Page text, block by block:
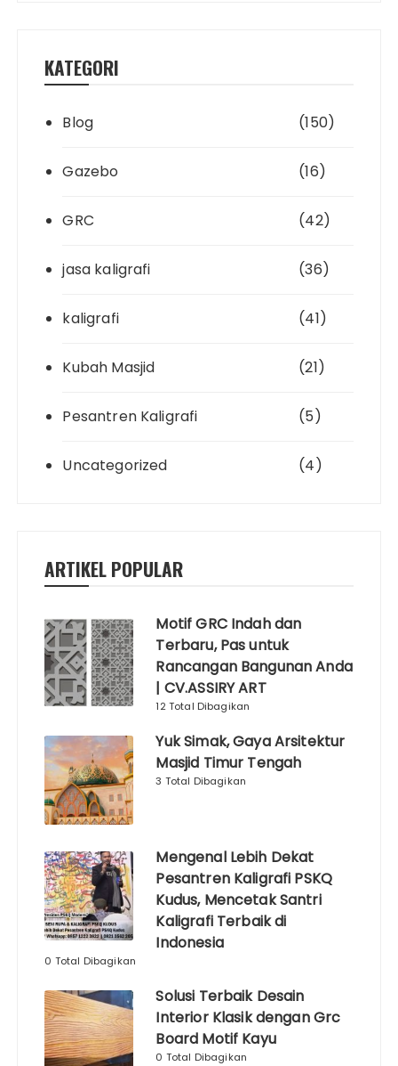
KATEGORI
Blog (150)
Gazebo (16)
GRC (42)
jasa kaligrafi (36)
kaligrafi (41)
Kubah Masjid (21)
Pesantren Kaligrafi (5)
Uncategorized (4)
ARTIKEL POPULAR
Motif GRC Indah dan
Terbaru, Pas untuk
Rancangan Bangunan Anda
| CV.ASSIRY ART
12 Total Dibagikan
Yuk Simak, Gaya Arsitektur
Masjid Timur Tengah
3 Total Dibagikan
Mengenal Lebih Dekat
Pesantren Kaligrafi PSKQ
Kudus, Mencetak Santri
Kaligrafi Terbaik di
Indonesia
0 Total Dibagikan
Solusi Terbaik Desain
Interior Klasik dengan Grc
Board Motif Kayu
0 Total Dibagikan